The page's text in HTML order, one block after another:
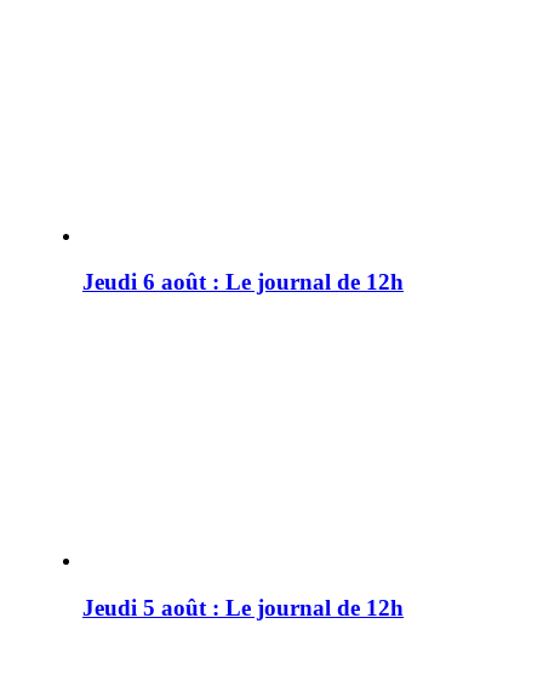
Jeudi 6 août : Le journal de 12h
Jeudi 5 août : Le journal de 12h